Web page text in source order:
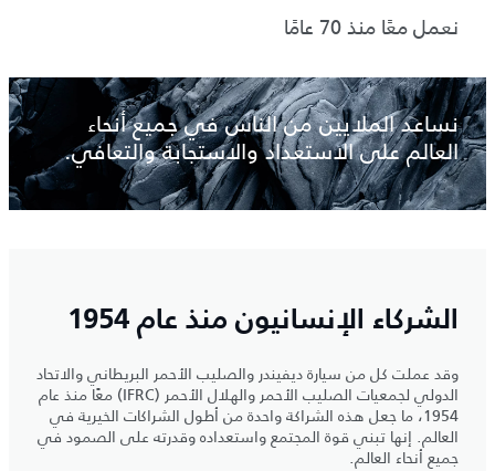
نعمل معًا منذ 70 عامًا
نساعد الملايين من الناس في جميع أنحاء
العالم على الاستعداد والاستجابة والتعافي.
الشركاء الإنسانيون منذ عام 1954
وقد عملت كل من سيارة ديفيندر والصليب الأحمر البريطاني والاتحاد
الدولي لجمعيات الصليب الأحمر والهلال الأحمر (IFRC) معًا منذ عام
1954، ما جعل هذه الشراكة واحدة من أطول الشراكات الخيرية في
العالم. إنها تبني قوة المجتمع واستعداده وقدرته على الصمود في
جميع أنحاء العالم.